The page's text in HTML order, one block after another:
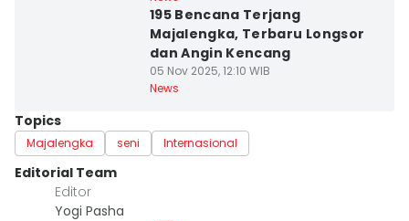
195 Bencana Terjang
Majalengka, Terbaru Longsor
dan Angin Kencang
05 Nov 2025, 12:10 WIB
News
Topics
Majalengka seni Internasional
Editorial Team
Editor
Yogi Pasha